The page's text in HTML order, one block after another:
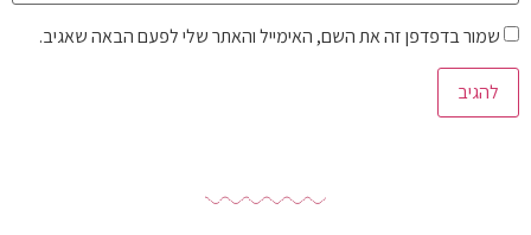
שמור בדפדפן זה את השם, האימייל והאתר שלי לפעם הבאה שאגיב.